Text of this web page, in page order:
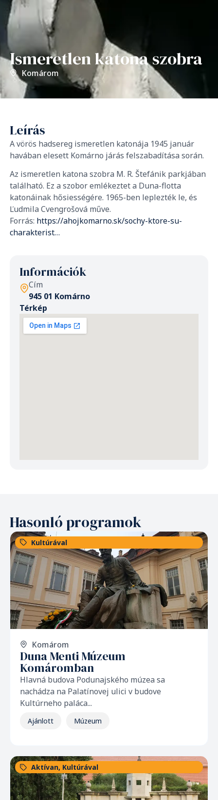
Ismeretlen katona szobra
Komárom
Leírás
A vörös hadsereg ismeretlen katonája 1945 január
havában elesett Komárno járás felszabadítása során.
Az ismeretlen katona szobra M. R. Štefánik parkjában
található. Ez a szobor emlékeztet a Duna-flotta
katonáinak hősiességére. 1965-ben leplezték le, és
Ľudmila Cvengrošová műve.
Forrás: https://ahojkomarno.sk/sochy-ktore-su-
charakterist…
Információk
Cím
945 01 Komárno
Térkép
Hasonló programok
Kultúrával
Komárom
Duna Menti Múzeum
Komáromban
Hlavná budova Podunajského múzea sa
nachádza na Palatínovej ulici v budove
Kultúrneho paláca...
Ajánlott Múzeum
Aktívan, Kultúrával